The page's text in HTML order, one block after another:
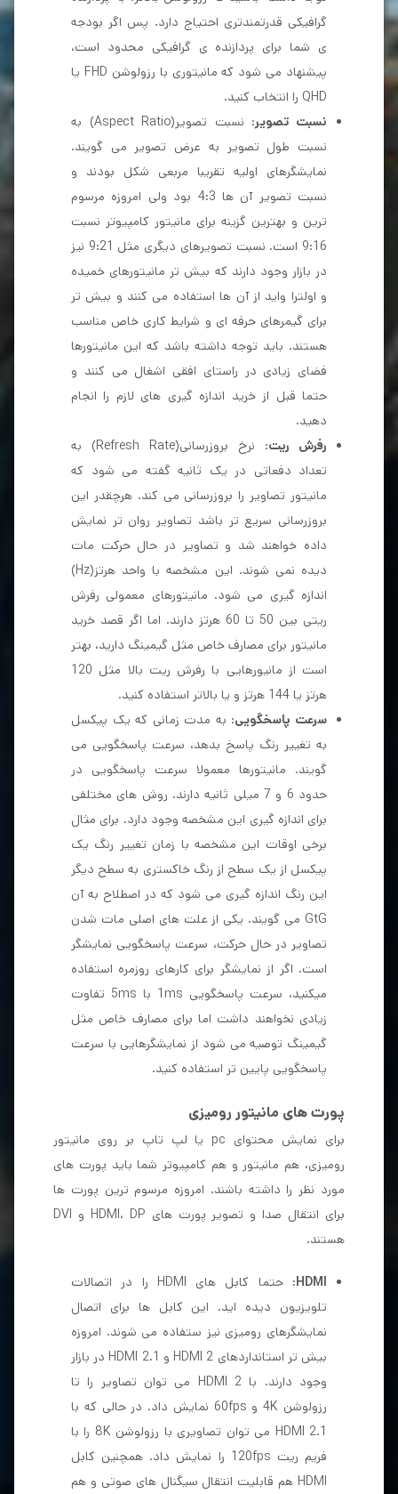
گرافیکی قدرتمندتری احتیاج دارد. پس اگر بودجه
ی شما برای پردازنده ی گرافیکی محدود است،
پیشنهاد می شود که مانیتوری با رزولوشن FHD یا
QHD را انتخاب کنید.
نسبت تصویر
: نسبت تصویر(Aspect Ratio) به
نسبت طول تصویر به عرض تصویر می گویند.
نمایشگرهای اولیه تقریبا مربعی شکل بودند و
نسبت تصویر آن ها 4:3 بود ولی امروزه مرسوم
ترین و بهترین گزینه برای مانیتور کامپیوتر نسبت
9:16 است. نسبت تصویرهای دیگری مثل 9:21 نیز
در بازار وجود دارند که بیش تر مانیتورهای خمیده
و اولترا واید از آن ها استفاده می کنند و بیش تر
برای گیمرهای حرفه ای و شرایط کاری خاص مناسب
هستند. باید توجه داشته باشد که این مانیتورها
فضای زیادی در راستای افقی اشغال می کنند و
حتما قبل از خرید اندازه گیری های لازم را انجام
دهید.
رفرش ریت
: نرخ بروزرسانی(Refresh Rate) به
تعداد دفعاتی در یک ثانیه گفته می شود که
مانیتور تصاویر را بروزرسانی می کند. هرچقدر این
بروزرسانی سریع تر باشد تصاویر روان تر نمایش
داده خواهند شد و تصاویر در حال حرکت مات
دیده نمی شوند. این مشخصه با واحد هرتز(Hz)
اندازه گیری می شود. مانیتورهای معمولی رفرش
ریتی بین 50 تا 60 هرتز دارند. اما اگر قصد خرید
مانیتور برای مصارف خاص مثل گیمینگ دارید، بهتر
است از مانیورهایی با رفرش ریت بالا مثل 120
هرتز یا 144 هرتز و یا بالاتر استفاده کنید.
سرعت پاسخگویی: به مدت زمانی که یک پیکسل
به تغییر رنگ پاسخ بدهد، سرعت پاسخگویی می
گویند. مانیتورها معمولا سرعت پاسخگویی در
حدود 6 و 7 میلی ثانیه دارند. روش های مختلفی
برای اندازه گیری این مشخصه وجود دارد. برای مثال
برخی اوقات این مشخصه با زمان تغییر رنگ یک
پیکسل از یک سطح از رنگ خاکستری به سطح دیگر
این رنگ اندازه گیری می شود که در اصطلاح به آن
GtG می گویند. یکی از علت های اصلی مات شدن
تصاویر در حال حرکت، سرعت پاسخگویی نمایشگر
است. اگر از نمایشگر برای کارهای روزمره استفاده
میکنید، سرعت پاسخگویی 1ms با 5ms تفاوت
زیادی نخواهند داشت اما برای مصارف خاص مثل
گیمینگ توصیه می شود از نمایشگرهایی با سرعت
پاسخگویی پایین تر استفاده کنید.
پورت های مانیتور رومیزی
برای نمایش محتوای pc یا لپ تاپ بر روی مانیتور
رومیزی، هم مانیتور و هم کامپیوتر شما باید پورت های
مورد نظر را داشته باشند. امروزه مرسوم ترین پورت ها
برای انتقال صدا و تصویر پورت های HDMI، DP و DVI
هستند.
HDMI
: حتما کابل های HDMI را در اتصالات
تلویزیون دیده اید. این کابل ها برای اتصال
نمایشگرهای رومیزی نیز ستفاده می شوند. امروزه
بیش تر استانداردهای HDMI 2 و HDMI 2.1 در بازار
وجود دارند. با HDMI 2 می توان تصاویر را تا
رزولوشن 4K و 60fps نمایش داد. در حالی که با
HDMI 2.1 می توان تصاویری با رزولوشن 8K را با
فریم ریت 120fps را نمایش داد. همچنین کابل
HDMI هم قابلیت انتقال سیگنال های صوتی و هم